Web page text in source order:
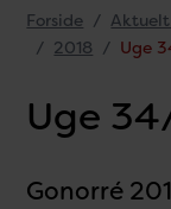
Forside Aktuelt
2018
Uge
Uge
Gonorré